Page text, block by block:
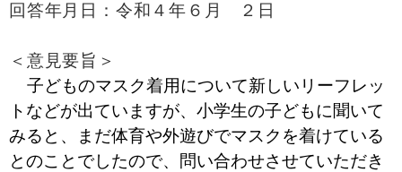
回答年月日：令和４年６月 ２日
＜意見要旨＞
子どものマスク着用について新しいリーフレッ
トなどが出ていますが、小学生の子どもに聞いて
みると、まだ体育や外遊びでマスクを着けている
とのことでしたので、問い合わせさせていただき